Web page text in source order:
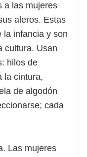
a las mujeres
aleros. Estas
la infancia y son
cultura. Usan
hilos de
la cintura,
de algodón
cada
Las mujeres